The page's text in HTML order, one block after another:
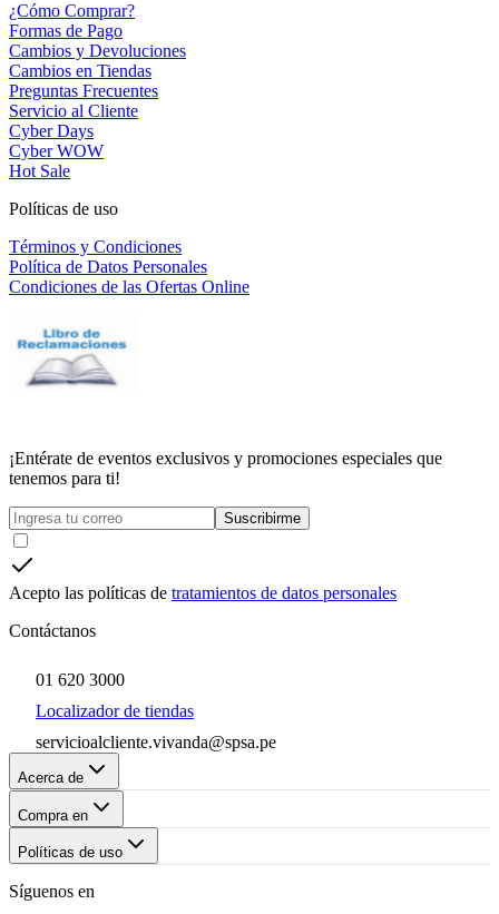
¿Cómo Comprar?
Formas de Pago
Cambios y Devoluciones
Cambios en Tiendas
Preguntas Frecuentes
Servicio al Cliente
Cyber Days
Cyber WOW
Hot Sale
Políticas de uso
Términos y Condiciones
Política de Datos Personales
Condiciones de las Ofertas Online
¡Entérate de eventos exclusivos y promociones especiales que
tenemos para ti!
Suscribirme
Acepto las políticas de tratamientos de datos personales
Contáctanos
01 620 3000
Localizador de tiendas
servicioalcliente.vivanda@spsa.pe
Acerca de
Compra en
Políticas de uso
Síguenos en